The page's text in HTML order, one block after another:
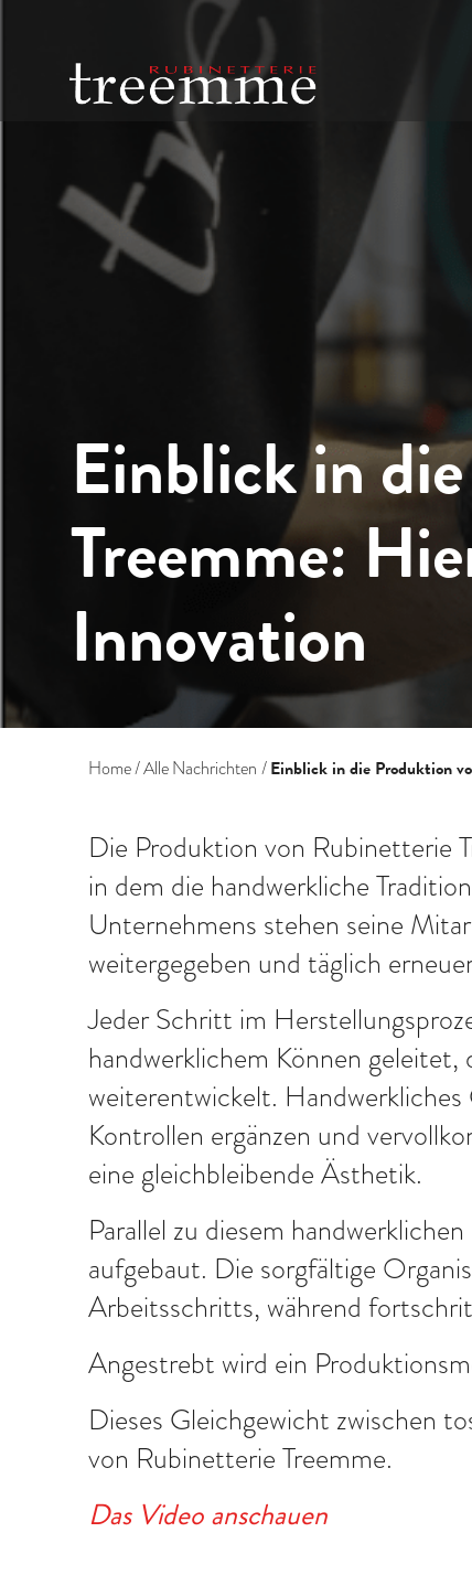
Einblick in
Treemme:
Innovation
Home Alle Nachrichten Einblick in die Produktion
Die Produktion von Rubinetterie
in dem die handwerkliche
Unternehmens stehen seine
weitergegeben und täglich
Jeder Schritt im
handwerklichem Können
weiterentwickelt.
Kontrollen ergänzen und
eine gleichbleibende Ästhetik.
Parallel zu diesem
aufgebaut. Die sorgfältige
Arbeitsschritts, während
Angestrebt wird ein
Dieses Gleichgewicht zwischen
von Rubinetterie Treemme.
Das Video anschauen